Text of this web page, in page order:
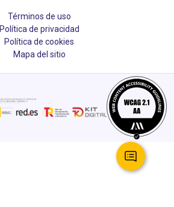
Términos de uso
Política de privacidad
Política de cookies
Mapa del sitio